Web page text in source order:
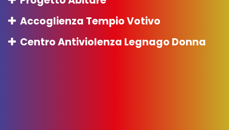
Accoglienza Tempio Votivo
Centro Antiviolenza Legnago Donna